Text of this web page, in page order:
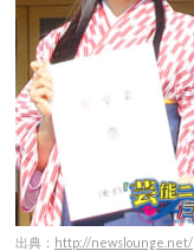
出典： http://newslounge.net/